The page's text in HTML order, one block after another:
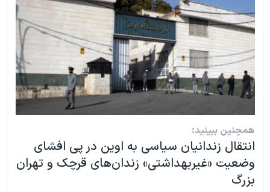
همچنین ببینید:
انتقال زندانیان سیاسی به اوین در پی افشای
وضعیت «غیربهداشتی» زندان‌های قرچک و تهران
بزرگ